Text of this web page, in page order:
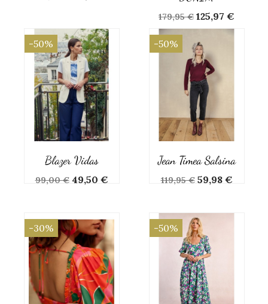
Prix
de
base
179,95 € Prix
125,97 €
Blazer Vidas
Prix
99,00 € Prix
49,50 €
-50%
Jean Timea Salsina
Prix
119,95 € Prix
59,98 €
-50%
-30% -50%